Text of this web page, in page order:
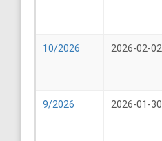
10/2026 2026-02-02
9/2026 2026-01-30